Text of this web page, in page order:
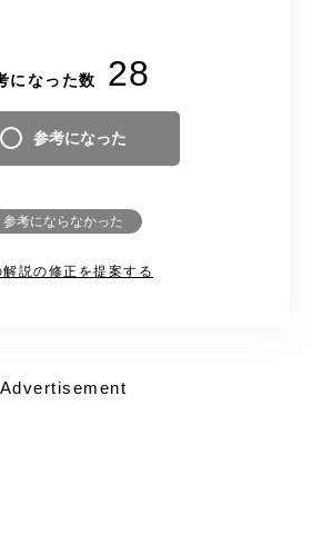
になった数 28
参考になった
参考にならなかった
解説の修正を提案する
Advertisement